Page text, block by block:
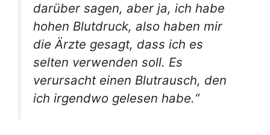
darüber sagen, aber ja, ich habe
hohen Blutdruck, also haben mir
die Ärzte gesagt, dass ich es
selten verwenden soll. Es
verursacht einen Blutrausch, den
ich irgendwo gelesen habe.“